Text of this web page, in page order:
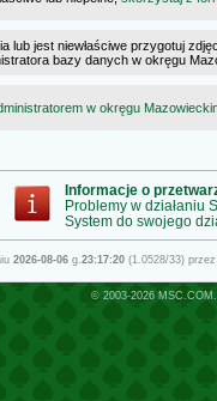
lub jest niewłaściwe przygotuj
bazy danych w okręgu
w okręgu
Informacje o
Problemy w działaniu
System do swojego
2026-08-06g.23:17:20(1.0528/33)
© 2003-2026